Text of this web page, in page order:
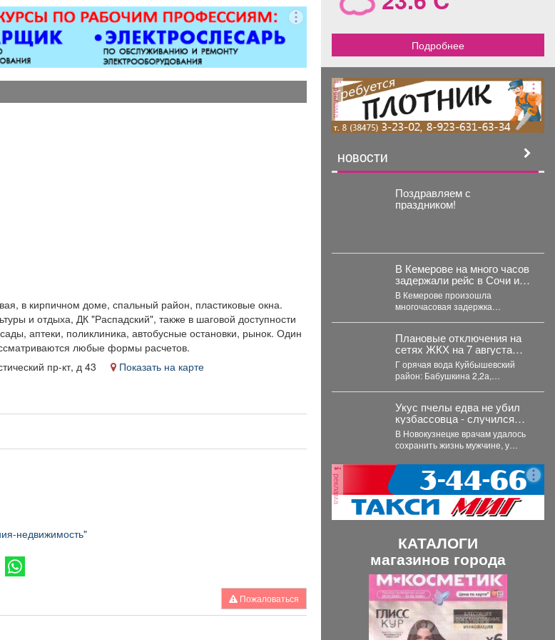
откатные ворота; все
виды сварочных работ;
металлоконструкции;
бетонные работы
любой сложности.
Пенсионерам скидка
Вывоз мусора.
в кирпичном доме, спальный район, пластиковые окна.
и отдыха, ДК "Распадский", также в шаговой доступности
аптеки, поликлиника, автобусные остановки, рынок. Один
любые формы расчетов.
пр-кт, д 43
Показать на карте
недвижимость"
Пожаловаться
Подробнее
реклама
НОВОСТИ
Поздравляем с
праздником!
В Кемерове на много часов
задержали рейс в Сочи из-
за опасности
В Кемерове произошла
многочасовая задержка
Утром в четверг,...
Плановые отключения на
сетях ЖКХ на 7 августа
2026 г. (г. Новокузнецк)
Г орячая вода Куйбышевский
район: Бабушкина 2,2а,
Укус пчелы едва не убил
кузбассовца - случился
инфаркт
В Новокузнецке врачам удалось
сохранить жизнь мужчине, у
развился тяжелейший инфаркт....
реклама
КАТАЛОГИ
магазинов города